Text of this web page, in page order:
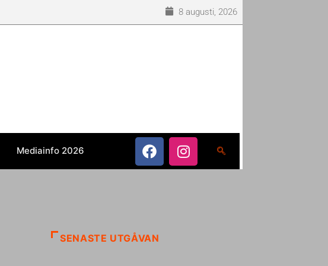
8 augusti, 2026
Mediainfo 2026
SENASTE UTGÅVAN